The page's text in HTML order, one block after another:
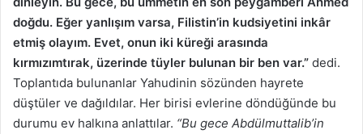
doğdu. Eğer yanlışım varsa, Filistin’in kudsiyetini inkâr
etmiş olayım. Evet, onun iki küreği arasında
kırmızımtırak, üzerinde tüyler bulunan bir ben var.” dedi.
Toplantıda bulunanlar Yahudinin sözünden hayrete
düştüler ve dağıldılar. Her birisi evlerine döndüğünde bu
durumu ev halkına anlattılar. “Bu gece Abdülmuttalib’in